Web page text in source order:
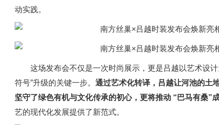
动实践。
这场发布会不仅是一次时尚展示，更是吕越以艺术设
符号”升级的关键一步。 通过艺术化转译，吕越让河池的土
坚守了绿色有机与文化传承的初心，更将推动 “巴马有桑”
艺的现代化发展提供了新范式。